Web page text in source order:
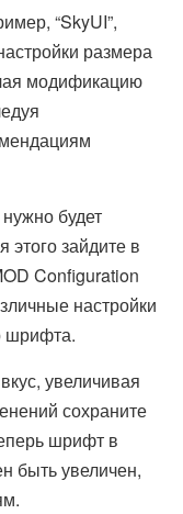
“SkyUI”,
размера
модификацию
будет
этого зайдите в
Configuration
настройки
шрифта.
увеличивая
сохраните
шрифт в
быть увеличен,